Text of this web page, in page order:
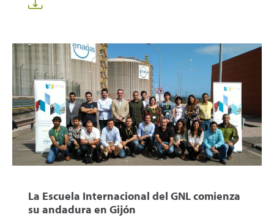
La Escuela Internacional del GNL comienza
su andadura en Gijón